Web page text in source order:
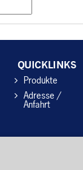
QUICKLINKS
Produkte
Adresse /
Anfahrt